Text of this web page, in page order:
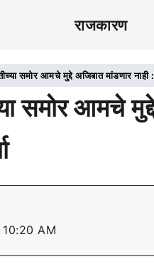
राजकारण
समोर आमचे मुद्दे अजिबात मांडणार नाही
समोर आमचे
AM